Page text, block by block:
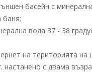
басейн с
баня;
вода 37 - 38
на територията на
настанено с двама